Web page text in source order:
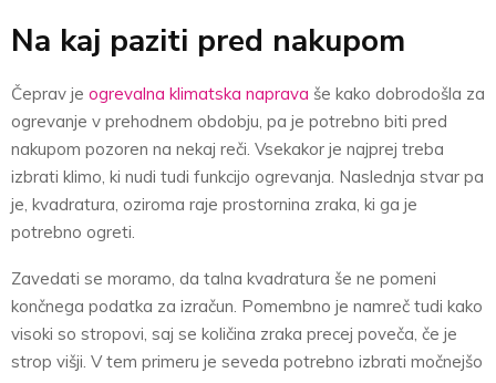
Na kaj paziti pred nakupom
Čeprav je ogrevalna klimatska naprava še kako dobrodošla za
ogrevanje v prehodnem obdobju, pa je potrebno biti pred
nakupom pozoren na nekaj reči. Vsekakor je najprej treba
izbrati klimo, ki nudi tudi funkcijo ogrevanja. Naslednja stvar pa
je, kvadratura, oziroma raje prostornina zraka, ki ga je
potrebno ogreti.
Zavedati se moramo, da talna kvadratura še ne pomeni
končnega podatka za izračun. Pomembno je namreč tudi kako
visoki so stropovi, saj se količina zraka precej poveča, če je
strop višji. V tem primeru je seveda potrebno izbrati močnejšo